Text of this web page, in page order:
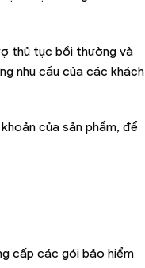
thủ tục bồi thường và
nhu cầu của các khách
của sản phẩm, để
cấp các gói bảo hiểm